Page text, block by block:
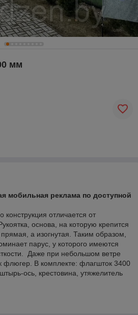
мм
мобильная реклама по доступной
отличается от
основа, на которую крепится
а изогнутая. Таким образом,
парус, у которого имеются
Даже при небольшом ветре
флюгер. В комплекте: флагшток 3400
ось, крестовина, утяжелитель